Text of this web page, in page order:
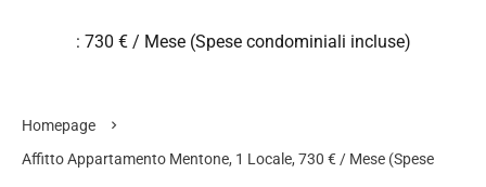
: 730 € / Mese (Spese condominiali incluse)
Homepage
Affitto Appartamento Mentone, 1 Locale, 730 € / Mese (Spese